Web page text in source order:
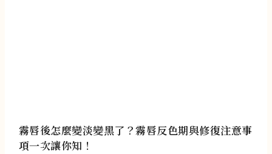
霧唇後怎麼變淡變黑了？霧唇反色期與修復注意事
項一次讓你知！